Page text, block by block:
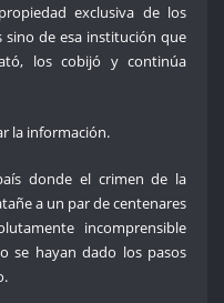
exclusiva de los
sino de esa institución que
los cobijó y continúa
la información.
donde el crimen de la
a un par de centenares
incomprensible
se hayan dado los pasos